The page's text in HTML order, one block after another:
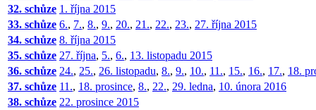
32. schůze 1. října 2015
33. schůze 6., 7., 8., 9., 20., 21., 22., 23., 27. října 2015
34. schůze 8. října 2015
35. schůze 27. října, 5., 6., 13. listopadu 2015
36. schůze 24., 25., 26. listopadu, 8., 9., 10., 11., 15., 16., 17., 18.
37. schůze 11., 18. prosince, 8., 22., 29. ledna, 10. února 2016
38. schůze 22. prosince 2015